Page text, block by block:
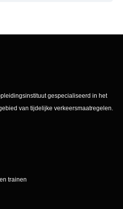
gespecialiseerd in het
van tijdelijke verkeersmaatregelen.
trainen